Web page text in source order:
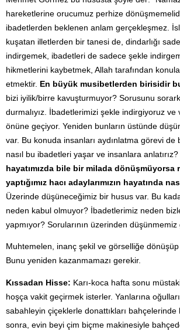
hareketlerine orucumuz perhize
ibadetlerden beklenen anlam gerçekleşmez.
kuşatan illetlerden bir tanesi de, dindarlığı
indirgemek, ibadetleri de sadece şekle
hikmetlerini kaybetmek, Allah tarafından
etmektir. En büyük musibetlerden birisidir
bizi iyilik/birre kavuşturmuyor? Sorusunu
durmalıyız. İbadetlerimizi şekle indirgiyoruz ve
önüne geçiyor. Yeniden bunların üstünde
var. Bu konuda insanları aydınlatma görevi de
nasıl bu ibadetleri yaşar ve insanlara anlatırız?
hayatımızda bile bir milada dönüşmüyorsa
yaptığımız hacı adaylarımızın hayatında
Üzerinde düşüneceğimiz bir husus var. Bu
neden kabul olmuyor? İbadetlerimiz neden
yapmıyor? Sorularının üzerinden düşünmemiz
Muhtemelen, inanç şekil ve görselliğe
Bunu yeniden kazanmamazı gerekir.
Kıssadan Hisse: Karı-koca hafta sonu
hoşça vakit geçirmek isterler. Yanlarına
sabahleyin çiçeklerle donattıkları bahçelerinde
sonra, evin beyi çim biçme makinesiyle